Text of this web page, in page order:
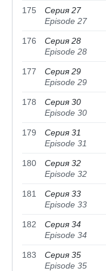
175
Серия 27
Episode 27
176
Серия 28
Episode 28
177
Серия 29
Episode 29
178
Серия 30
Episode 30
179
Серия 31
Episode 31
180
Серия 32
Episode 32
181
Серия 33
Episode 33
182
Серия 34
Episode 34
183
Серия 35
Episode 35